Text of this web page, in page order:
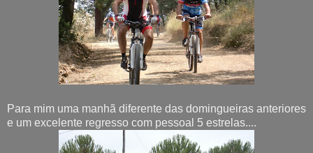
Para mim uma manhã diferente das domingueiras anteriores
e um excelente regresso com pessoal 5 estrelas....